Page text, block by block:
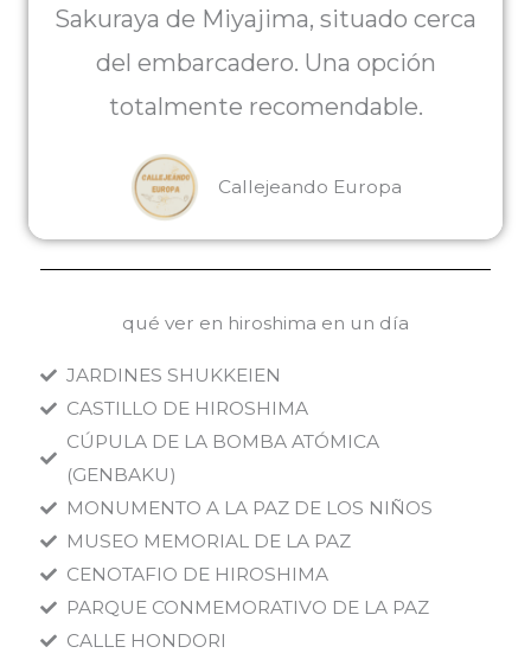
Sakuraya de Miyajima, situado cerca
del embarcadero. Una opción
totalmente recomendable.
Callejeando Europa
qué ver en hiroshima en un día
JARDINES SHUKKEIEN
CASTILLO DE HIROSHIMA
CÚPULA DE LA BOMBA ATÓMICA
(GENBAKU)
MONUMENTO A LA PAZ DE LOS NIÑOS
MUSEO MEMORIAL DE LA PAZ
CENOTAFIO DE HIROSHIMA
PARQUE CONMEMORATIVO DE LA PAZ
CALLE HONDORI